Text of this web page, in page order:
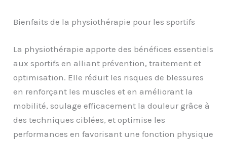
Bienfaits de la physiothérapie pour les sportifs
La physiothérapie apporte des bénéfices essentiels
aux sportifs en alliant prévention, traitement et
optimisation. Elle réduit les risques de blessures
en renforçant les muscles et en améliorant la
mobilité, soulage efficacement la douleur grâce à
des techniques ciblées, et optimise les
performances en favorisant une fonction physique